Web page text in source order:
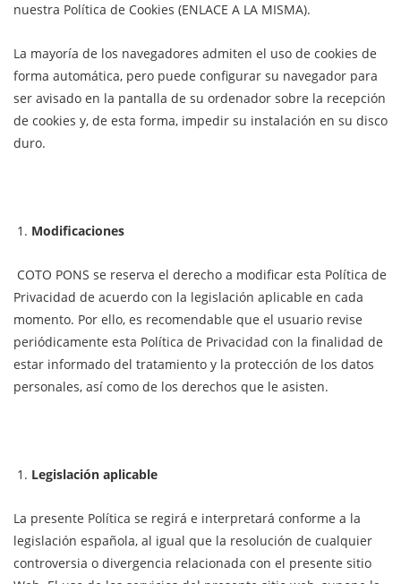
nuestra Política de Cookies (ENLACE A LA MISMA).
La mayoría de los navegadores admiten el uso de cookies de
forma automática, pero puede configurar su navegador para
ser avisado en la pantalla de su ordenador sobre la recepción
de cookies y, de esta forma, impedir su instalación en su disco
duro.
Modificaciones
COTO PONS se reserva el derecho a modificar esta Política de
Privacidad de acuerdo con la legislación aplicable en cada
momento. Por ello, es recomendable que el usuario revise
periódicamente esta Política de Privacidad con la finalidad de
estar informado del tratamiento y la protección de los datos
personales, así como de los derechos que le asisten.
Legislación aplicable
La presente Política se regirá e interpretará conforme a la
legislación española, al igual que la resolución de cualquier
controversia o divergencia relacionada con el presente sitio